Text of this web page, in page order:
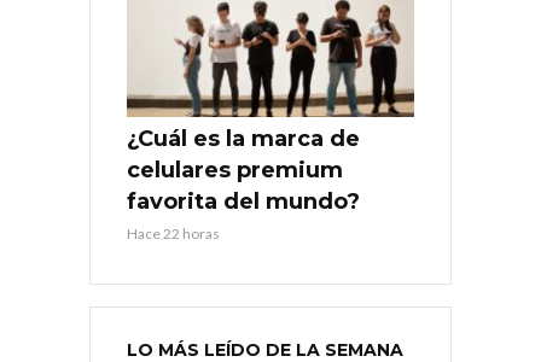
¿Cuál es la marca de
celulares premium
favorita del mundo?
Hace 22 horas
LO MÁS LEÍDO DE LA SEMANA